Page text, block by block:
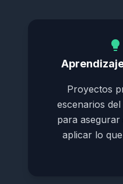
lightbulb
Proyectos
escenarios
para asegurar
aplicar lo